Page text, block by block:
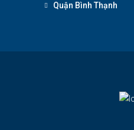
Quận Bình Thạnh